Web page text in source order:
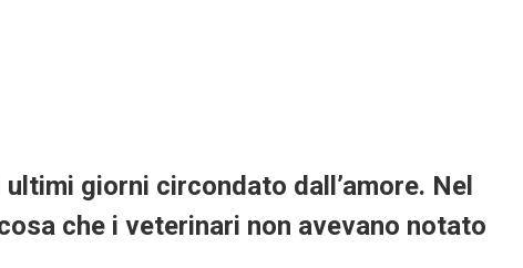
giorni circondato dall’amore. Nel
che i veterinari non avevano notato